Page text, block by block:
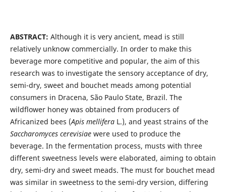
ABSTRACT: Although it is very ancient, mead is still
relatively unknow commercially. In order to make this
beverage more competitive and popular, the aim of this
research was to investigate the sensory acceptance of dry,
semi-dry, sweet and bouchet meads among potential
consumers in Dracena, São Paulo State, Brazil. The
wildflower honey was obtained from producers of
Africanized bees (Apis melliferaL.), and yeast strains of the
Saccharomyces cerevisiaewere used to produce the
beverage. In the fermentation process, musts with three
different sweetness levels were elaborated, aiming to obtain
dry, semi-dry and sweet meads. The must for bouchet mead
was similar in sweetness to the semi-dry version, differing